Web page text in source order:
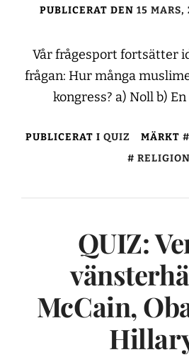
PUBLICERAT DEN 15 MARS,
Vår frågesport fortsätter
frågan: Hur många
kongress? a) Noll b)
PUBLICERAT I QUIZ MÄRKT
RELIGION
QUIZ:
McCain,